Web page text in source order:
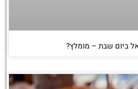
ביום שבת – מומלץ?